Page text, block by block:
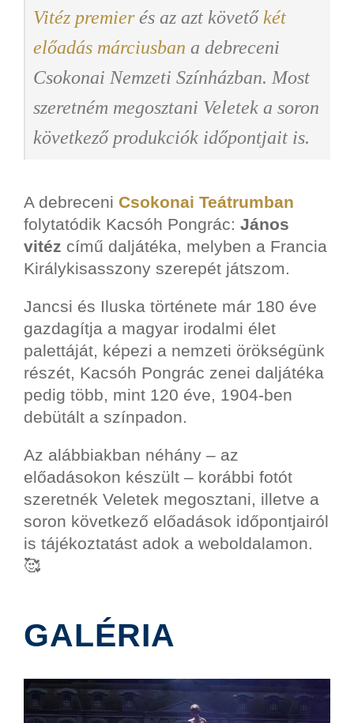
Vitéz premierés az azt követő két
előadás márciusban a debreceni
Csokonai Nemzeti Színházban. Most
szeretném megosztani Veletek a soron
következő produkciók időpontjait is.
A debreceni Csokonai Teátrumban
folytatódik Kacsóh Pongrác: János
vitéz című daljátéka, melyben a Francia
Királykisasszony szerepét játszom.
Jancsi és Iluska története már 180 éve
gazdagítja a magyar irodalmi élet
palettáját, képezi a nemzeti örökségünk
részét, Kacsóh Pongrác zenei daljátéka
pedig több, mint 120 éve, 1904-ben
debütált a színpadon.
Az alábbiakban néhány – az
előadásokon készült – korábbi fotót
szeretnék Veletek megosztani, illetve a
soron következő előadások időpontjairól
is tájékoztatást adok a weboldalamon.
🥰
GALÉRIA